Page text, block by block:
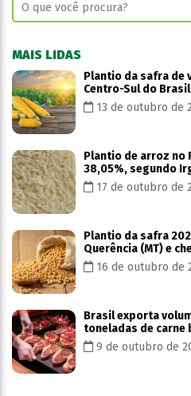
MAIS LIDAS
Plantio da safra de
Centro-Sul do
13 de outubro de
Plantio de arroz no
38,05%, segundo
17 de outubro de
Plantio da safra
Querência (MT) e
16 de outubro de
Brasil exporta
toneladas de carne
9 de outubro de